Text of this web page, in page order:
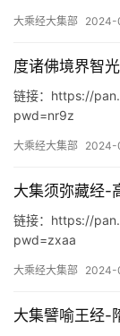
全
县
志
关
本
站
大乘经大集部 2024-
度诸佛境界智
链接：https://
pwd=nr9z
大乘经大集部 2024-
大集须弥藏经-
链接：https://
pwd=zxaa
大乘经大集部 2024-
大集譬喻王经-